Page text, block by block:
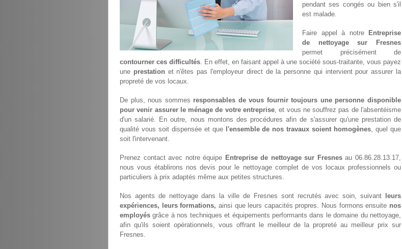
pendant ses congés ou bien s'il
est malade.
Faire appel à notre
Entreprise
de nettoyage sur Fresnes
permet précisément de
contourner ces difficultés. En effet, en faisant appel à une société sous-traitante, vous payez
une prestation et n'êtes pas l'employeur direct de la personne qui intervient pour assurer la
propreté de vos locaux.
De plus, nous sommes responsables de vous fournir toujours une personne disponible
pour venir assurer le ménage de votre entreprise, et vous ne souffrez pas de l'absentéisme
d'un salarié. En outre, nous montons des procédures afin de s'assurer qu'une prestation de
qualité vous soit dispensée et que l'ensemble de nos travaux soient homogènes, quel que
soit l'intervenant.
Prenez contact avec notre équipe Entreprise de nettoyage sur Fresnesau 06.86.28.13.17,
nous vous établirons nos devis pour le nettoyage complet de vos locaux professionnels ou
particuliers à prix adaptés même aux petites structures.
Nos agents de nettoyage dans la ville de Fresnes sont recrutés avec soin, suivant
leurs
expériences, leurs formations, ainsi que leurs capacités propres. Nous formons ensuite nos
employés grâce à nos techniques et équipements performants dans le domaine du nettoyage,
afin qu'ils soient opérationnels, vous offrant le meilleur de la propreté au meilleur prix sur
Fresnes.